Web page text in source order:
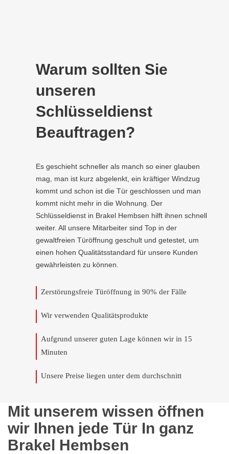
Warum sollten Sie
unseren
Schlüsseldienst
Beauftragen?
Es geschieht schneller als manch so einer glauben
mag, man ist kurz abgelenkt, ein kräftiger Windzug
kommt und schon ist die Tür geschlossen und man
kommt nicht mehr in die Wohnung. Der
Schlüsseldienst in Brakel Hembsen hilft ihnen schnell
weiter. All unsere Mitarbeiter sind Top in der
gewaltfreien Türöffnung geschult und getestet, um
einen hohen Qualitätsstandard für unsere Kunden
gewährleisten zu können.
Zerstörungsfreie Türöffnung in 90% der Fälle
Wir verwenden Qualitätsprodukte
Aufgrund unserer guten Lage können wir in 15
Minuten
Unsere Preise liegen unter dem durchschnitt
Mit unserem wissen öffnen
wir Ihnen jede Tür In ganz
Brakel Hembsen